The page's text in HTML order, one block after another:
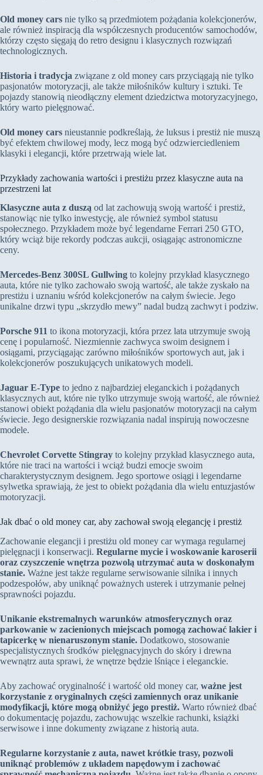
Old money cars nie tylko są przedmiotem pożądania kolekcjonerów,
ale również inspiracją dla współczesnych producentów samochodów,
którzy często sięgają do retro designu i klasycznych rozwiązań
technologicznych.
Historia i tradycja związane z old money cars przyciągają nie tylko
pasjonatów motoryzacji, ale także miłośników kultury i sztuki. Te
pojazdy stanowią nieodłączny element dziedzictwa motoryzacyjnego,
który warto pielęgnować.
Old money cars nieustannie podkreślają, że luksus i prestiż nie muszą
być efektem chwilowej mody, lecz mogą być odzwierciedleniem
klasyki i elegancji, które przetrwają wiele lat.
Przykłady zachowania wartości i prestiżu przez klasyczne auta na
przestrzeni lat
Klasyczne auta z duszą od lat zachowują swoją wartość i prestiż,
stanowiąc nie tylko inwestycję, ale również symbol statusu
społecznego. Przykładem może być legendarne Ferrari 250 GTO,
który wciąż bije rekordy podczas aukcji, osiągając astronomiczne
ceny.
Mercedes-Benz 300SL Gullwing to kolejny przykład klasycznego
auta, które nie tylko zachowało swoją wartość, ale także zyskało na
prestiżu i uznaniu wśród kolekcjonerów na całym świecie. Jego
unikalne drzwi typu „skrzydło mewy” nadal budzą zachwyt i podziw.
Porsche 911 to ikona motoryzacji, która przez lata utrzymuje swoją
cenę i popularność. Niezmiennie zachwyca swoim designem i
osiągami, przyciągając zarówno miłośników sportowych aut, jak i
kolekcjonerów poszukujących unikatowych modeli.
Jaguar E-Type to jedno z najbardziej eleganckich i pożądanych
klasycznych aut, które nie tylko utrzymuje swoją wartość, ale również
stanowi obiekt pożądania dla wielu pasjonatów motoryzacji na całym
świecie. Jego designerskie rozwiązania nadal inspirują nowoczesne
modele.
Chevrolet Corvette Stingray to kolejny przykład klasycznego auta,
które nie traci na wartości i wciąż budzi emocje swoim
charakterystycznym designem. Jego sportowe osiągi i legendarne
sylwetka sprawiają, że jest to obiekt pożądania dla wielu entuzjastów
motoryzacji.
Jak dbać o old money car, aby zachował swoją elegancję i prestiż
Zachowanie elegancji i prestiżu old money car wymaga regularnej
pielęgnacji i konserwacji. Regularne mycie i woskowanie karoserii
oraz czyszczenie wnętrza pozwolą utrzymać auta w doskonałym
stanie. Ważne jest także regularne serwisowanie silnika i innych
podzespołów, aby uniknąć poważnych usterek i utrzymanie pełnej
sprawności pojazdu.
Unikanie ekstremalnych warunków atmosferycznych oraz
parkowanie w zacienionych miejscach pomogą zachować lakier i
tapicerkę w nienaruszonym stanie. Dodatkowo, stosowanie
specjalistycznych środków pielęgnacyjnych do skóry i drewna
wewnątrz auta sprawi, że wnętrze będzie lśniące i eleganckie.
Aby zachować oryginalność i wartość old money car, ważne jest
korzystanie z oryginalnych części zamiennych oraz unikanie
modyfikacji, które mogą obniżyć jego prestiż. Warto również dbać
o dokumentację pojazdu, zachowując wszelkie rachunki, książki
serwisowe i inne dokumenty związane z historią auta.
Regularne korzystanie z auta, nawet krótkie trasy, pozwoli
uniknąć problemów z układem napędowym i zachować